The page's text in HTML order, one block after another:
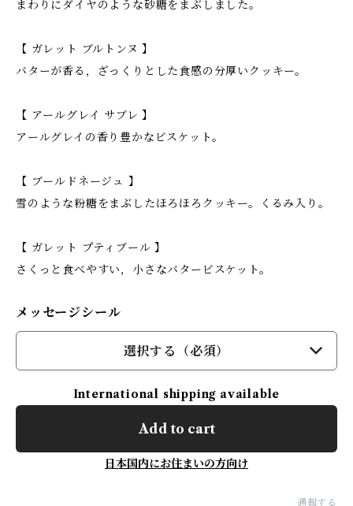
まわりにダイヤのような砂糖をまぶしました。
【 ガレット ブルトンヌ 】
バターが香る，ざっくりとした食感の分厚いクッキー。
【 アールグレイ サブレ 】
アールグレイの香り豊かなビスケット。
【 ブールドネージュ 】
雪のような粉糖をまぶしたほろほろクッキー。くるみ入り。
【 ガレット プティブール 】
さくっと食べやすい，小さなバタービスケット。
メッセージシール
選択する（必須）
International shipping available
Add to cart
日本国内にお住まいの方向け
通報する